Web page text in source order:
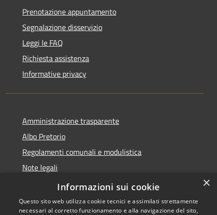
Prenotazione appuntamento
Segnalazione disservizio
Leggi le FAQ
Richiesta assistenza
Informative privacy
Amministrazione trasparente
Albo Pretorio
Regolamenti comunali e modulistica
Note legali
Dichiarazione di accessibilità
×
Informazioni sui cookie
Questo sito web utilizza cookie tecnici e assimilati strettamente
necessari al corretto funzionamento e alla navigazione del sito,